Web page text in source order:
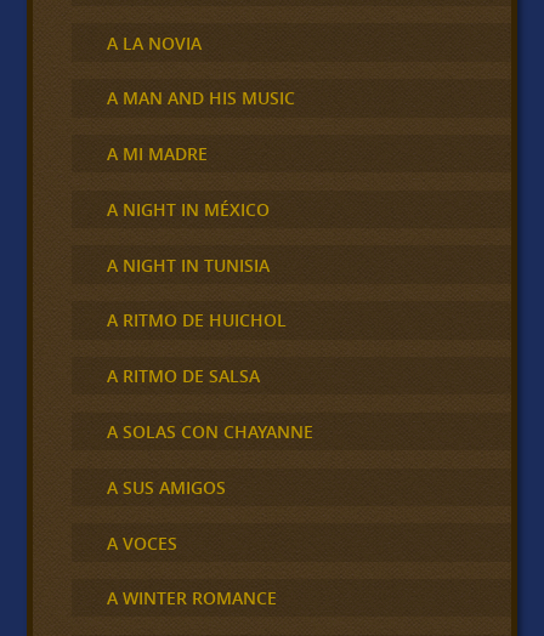
A LA NOVIA
A MAN AND HIS MUSIC
A MI MADRE
A NIGHT IN MÉXICO
A NIGHT IN TUNISIA
A RITMO DE HUICHOL
A RITMO DE SALSA
A SOLAS CON CHAYANNE
A SUS AMIGOS
A VOCES
A WINTER ROMANCE